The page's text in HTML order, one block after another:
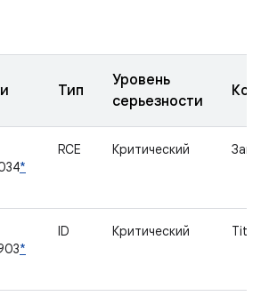
Тип
Уровень
серьезности
*
RCE Критический
*
ID Критический